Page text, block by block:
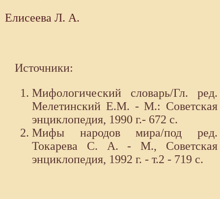
Елисеева Л. А.
Источники:
Мифологический словарь/Гл. ред.
Мелетинский Е.М. - М.: Советская
энциклопедия, 1990 г.- 672 с.
Мифы народов мира/под ред.
Токарева С. А. - М., Советская
энциклопедия, 1992 г. - т.2 - 719 с.